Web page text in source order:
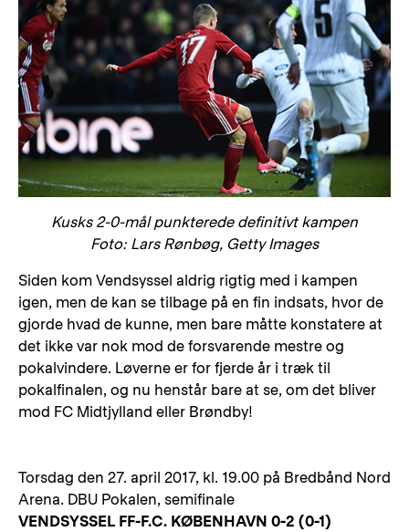
Kusks 2-0-mål punkterede definitivt kampen
Foto: Lars Rønbøg, Getty Images
Siden kom Vendsyssel aldrig rigtig med i kampen
igen, men de kan se tilbage på en fin indsats, hvor de
gjorde hvad de kunne, men bare måtte konstatere at
det ikke var nok mod de forsvarende mestre og
pokalvindere. Løverne er for fjerde år i træk til
pokalfinalen, og nu henstår bare at se, om det bliver
mod FC Midtjylland eller Brøndby!
Torsdag den 27. april 2017, kl. 19.00 på Bredbånd Nord
Arena. DBU Pokalen, semifinale
VENDSYSSEL FF-F.C. KØBENHAVN 0-2 (0-1)